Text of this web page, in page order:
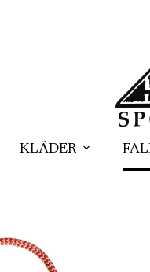
KLÄDER